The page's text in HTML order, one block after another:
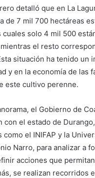
detalló que en La
de 7 mil 700 hectáreas
cuales solo 4 mil 500
el resto
situación ha tenido un
y en la economía de las
este cultivo perenne.
el Gobierno de
con el estado de
el INIFAP y la
Narro, para analizar a
acciones que
se realizan recorridos